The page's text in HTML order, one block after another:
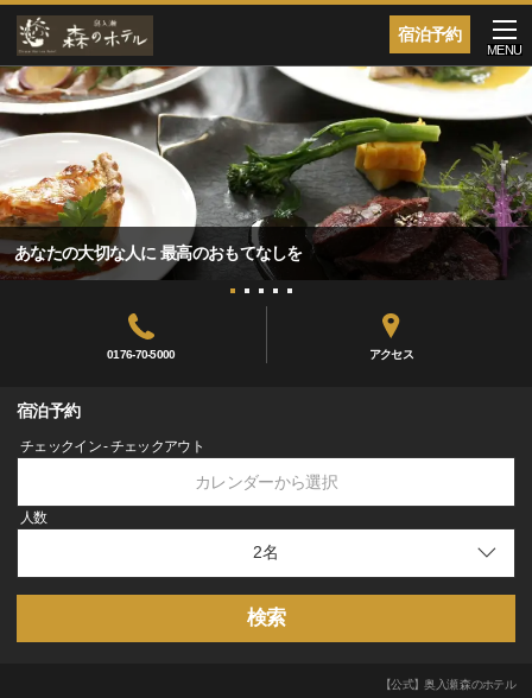
宿泊予約
MENU
あなたの大切な人に 最高のおもてなしを
0176-70-5000 アクセス
宿泊予約
チェックイン - チェックアウト
カレンダーから選択
人数
検索
【公式】奥入瀬 森のホテル